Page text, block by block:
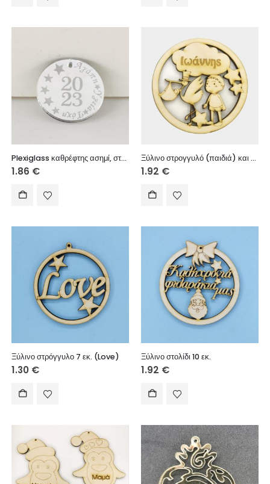
Plexiglass καθρέφτης ασημί, στρόγγυλο με ευχές, 4 εκ.
1.86 €
Ξύλινο στρογγυλό (παιδιά) και σύννεφο με (ονόματα της αρεσκείας σας) 10 εκ.
1.92 €
Ξύλινο στρόγγυλο 7 εκ. (Love)
1.30 €
Ξύλινο στολίδι 10 εκ.
1.92 €